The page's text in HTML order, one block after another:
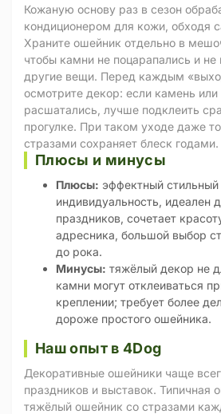
Кожаную основу раз в сезон
кондиционером для кожи, обходя
Храните ошейник отдельно в
чтобы камни не поцарапались и не
другие вещи. Перед каждым
осмотрите декор: если камень или
расшатались, лучше подклеить
прогулке. При таком уходе даже
стразами сохраняет блеск годами.
Плюсы и минусы
Плюсы: эффектный
индивидуальность, идеален
праздников, сочетает
адресника, большой выбор
до рока.
Минусы: тяжёлый декор не
камни могут отклеиваться
креплении; требует более
дороже простого ошейника.
Наш опыт в 4Dog
Декоративные ошейники чаще
праздников и выставок. Типичная
тяжёлый ошейник со стразами